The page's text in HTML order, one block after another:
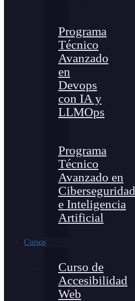
Programa
Técnico
Avanzado
en
Devops
con IA y
LLMOps
Programa
Técnico
Avanzado en
Ciberseguridad
e Inteligencia
Artificial
Cursos
Curso de
Accesibilidad
Web